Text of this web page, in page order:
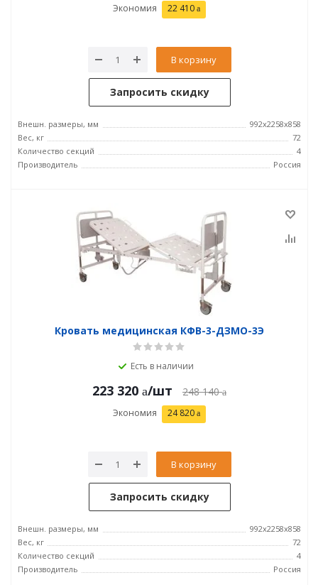
Экономия 22 410
В корзину
Запросить скидку
Внешн. размеры, мм
992x2258x858
Вес, кг
72
Количество секций
4
Производитель
Россия
Кровать медицинская КФВ-3-ДЗМО-3Э
Есть в наличии
223 320 /шт 248 140
Экономия 24 820
В корзину
Запросить скидку
Внешн. размеры, мм
992x2258x858
Вес, кг
72
Количество секций
4
Производитель
Россия